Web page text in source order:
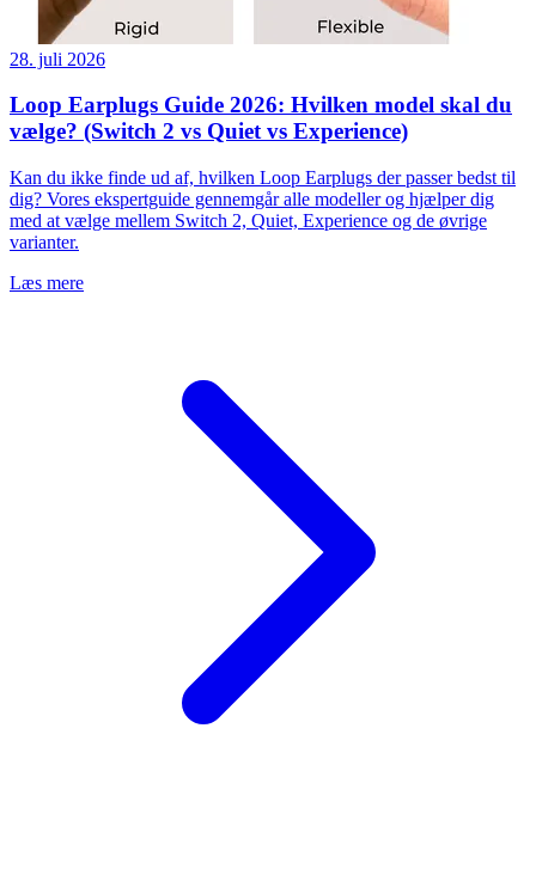
28. juli 2026
Loop Earplugs Guide 2026: Hvilken model skal du
vælge? (Switch 2 vs Quiet vs Experience)
Kan du ikke finde ud af, hvilken Loop Earplugs der passer bedst til
dig? Vores ekspertguide gennemgår alle modeller og hjælper dig
med at vælge mellem Switch 2, Quiet, Experience og de øvrige
varianter.
Læs mere